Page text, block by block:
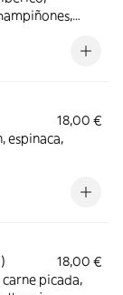
18,00 €
espinaca,
18,00 €
picada,